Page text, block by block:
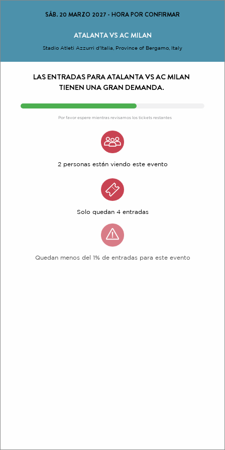
SÁB. 20 MARZO 2027 - HORA POR CONFIRMAR
ATALANTA VS AC MILAN
Stadio Atleti Azzurri d'Italia, Province of Bergamo, Italy
LAS ENTRADAS PARA ATALANTA VS AC MILAN
TIENEN UNA GRAN DEMANDA.
Por favor espere mientras revisamos los tickets restantes
2 personas están viendo este evento
Solo quedan 4 entradas
Quedan menos del 1% de entradas para este evento